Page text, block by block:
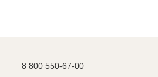
8 800 550-67-00